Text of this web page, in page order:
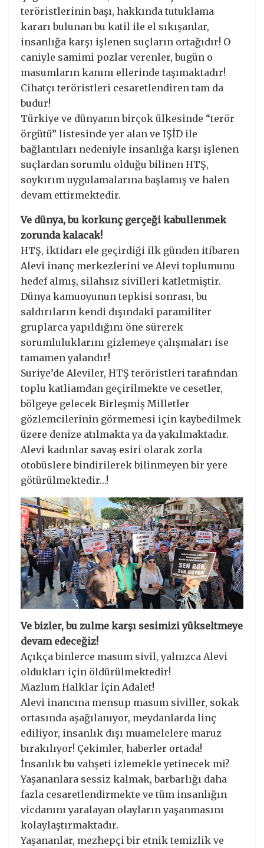
teröristlerinin başı, hakkında tutuklama
kararı bulunan bu katil ile el sıkışanlar,
insanlığa karşı işlenen suçların ortağıdır! O
caniyle samimi pozlar verenler, bugün o
masumların kanını ellerinde taşımaktadır!
Cihatçı teröristleri cesaretlendiren tam da
budur!
Türkiye ve dünyanın birçok ülkesinde “terör
örgütü” listesinde yer alan ve IŞİD ile
bağlantıları nedeniyle insanlığa karşı işlenen
suçlardan sorumlu olduğu bilinen HTŞ,
soykırım uygulamalarına başlamış ve halen
devam ettirmektedir.
Ve dünya, bu korkunç gerçeği kabullenmek
zorunda kalacak!
HTŞ, iktidarı ele geçirdiği ilk günden itibaren
Alevi inanç merkezlerini ve Alevi toplumunu
hedef almış, silahsız sivilleri katletmiştir.
Dünya kamuoyunun tepkisi sonrası, bu
saldırıların kendi dışındaki paramiliter
gruplarca yapıldığını öne sürerek
sorumluluklarını gizlemeye çalışmaları ise
tamamen yalandır!
Suriye’de Aleviler, HTŞ teröristleri tarafından
toplu katliamdan geçirilmekte ve cesetler,
bölgeye gelecek Birleşmiş Milletler
gözlemcilerinin görmemesi için kaybedilmek
üzere denize atılmakta ya da yakılmaktadır.
Alevi kadınlar savaş esiri olarak zorla
otobüslere bindirilerek bilinmeyen bir yere
götürülmektedir…!
Ve bizler, bu zulme karşı sesimizi yükseltmeye
devam edeceğiz!
Açıkça binlerce masum sivil, yalnızca Alevi
oldukları için öldürülmektedir!
Mazlum Halklar İçin Adalet!
Alevi inancına mensup masum siviller, sokak
ortasında aşağılanıyor, meydanlarda linç
ediliyor, insanlık dışı muamelelere maruz
bırakılıyor! Çekimler, haberler ortada!
İnsanlık bu vahşeti izlemekle yetinecek mi?
Yaşananlara sessiz kalmak, barbarlığı daha
fazla cesaretlendirmekte ve tüm insanlığın
vicdanını yaralayan olayların yaşanmasını
kolaylaştırmaktadır.
Yaşananlar, mezhepçi bir etnik temizlik ve